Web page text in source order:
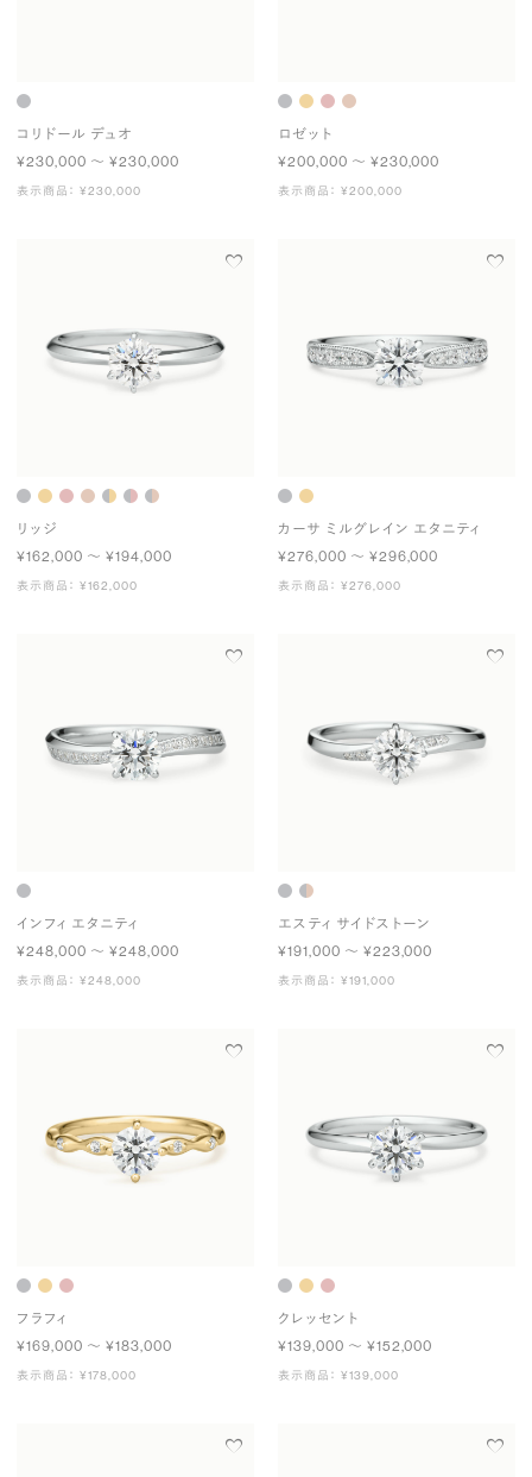
コリドール デュオ
¥230,000 〜 ¥230,000
表示商品： ¥230,000
ロゼット
¥200,000 〜 ¥230,000
表示商品： ¥200,000
リッジ
¥162,000 〜 ¥194,000
表示商品： ¥162,000
カーサ ミルグレイン エタニティ
¥276,000 〜 ¥296,000
表示商品： ¥276,000
インフィ エタニティ
¥248,000 〜 ¥248,000
表示商品： ¥248,000
エスティ サイドストーン
¥191,000 〜 ¥223,000
表示商品： ¥191,000
フラフィ
¥169,000 〜 ¥183,000
表示商品： ¥178,000
クレッセント
¥139,000 〜 ¥152,000
表示商品： ¥139,000